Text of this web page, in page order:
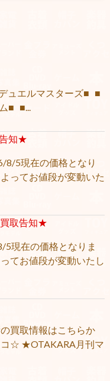
エルマスターズ■ ■
■ ■...
知★
5現在の価格となり
ってお値段が変動いた
取告知★
在の価格となりま
てお値段が変動いたし
買取情報はこちらか
コ☆ ★OTAKARA月刊マ